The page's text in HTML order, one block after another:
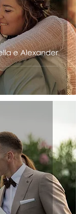
e Alexander